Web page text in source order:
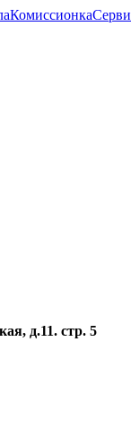
Комиссионка
д.11. стр. 5